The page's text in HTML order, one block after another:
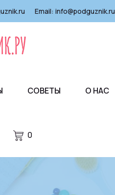
Email: info@podguznik.ru
0
СОВЕТЫ О НАС